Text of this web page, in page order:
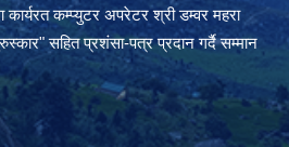
कार्यरत कम्प्युटर अपरेटर श्री डम्वर महरा
सहित प्रशंसा-पत्र प्रदान गर्दै सम्मान